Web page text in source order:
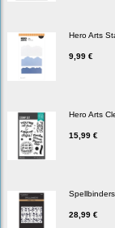
Hero Arts
9,99 €
Hero Arts
15,99 €
28,99 €